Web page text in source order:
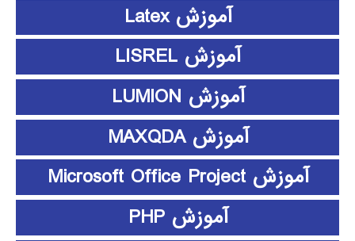
آموزش Latex
آموزش LISREL
آموزش LUMION
آموزش MAXQDA
آموزش Microsoft Office Project
آموزش PHP